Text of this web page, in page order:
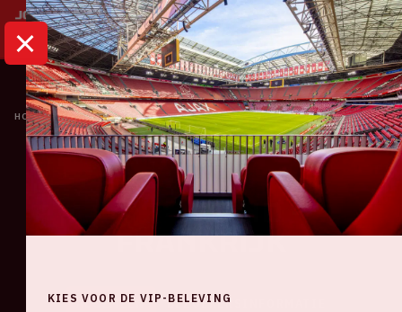
HOME KALENDER NEDERLAND - FRANKRIJK
Oranje
Nederland -
Frankrijk
ALGEMEEN BEZOEKERSINFORMATIE
KIES VOOR DE VIP-BELEVING